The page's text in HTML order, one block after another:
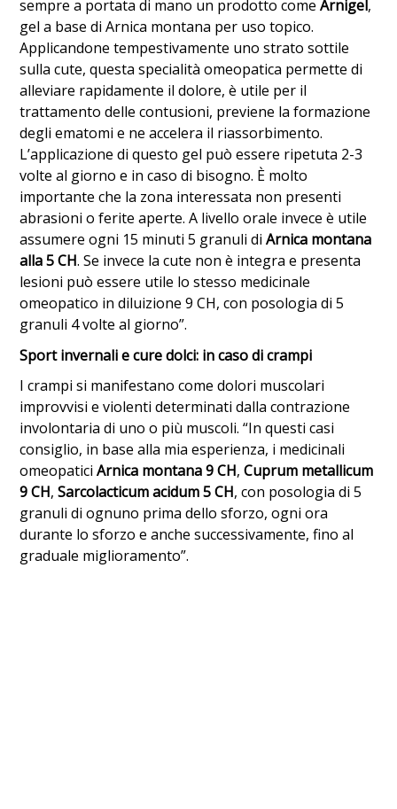
sempre a portata di mano un prodotto comeArnigel ,
gel a base di Arnica montana per uso topico.
Applicandone tempestivamente uno strato sottile
sulla cute, questa specialità omeopatica permette di
alleviare rapidamente il dolore, è utile per il
trattamento delle contusioni, previene la formazione
degli ematomi e ne accelera il riassorbimento.
L’applicazione di questo gel può essere ripetuta 2-3
volte al giorno e in caso di bisogno. È molto
importante che la zona interessata non presenti
abrasioni o ferite aperte. A livello orale invece è utile
assumere ogni 15 minuti 5 granuli diArnica montana
alla 5 CH. Se invece la cute non è integra e presenta
lesioni può essere utile lo stesso medicinale
omeopatico in diluizione 9 CH, con posologia di 5
granuli 4 volte al giorno”.
Sport invernali e cure dolci: in caso di crampi
I crampi si manifestano come dolori muscolari
improvvisi e violenti determinati dalla contrazione
involontaria di uno o più muscoli. “In questi casi
consiglio, in base alla mia esperienza, i medicinali
omeopaticiArnica montana 9 CH,Cuprum metallicum
9 CH,Sarcolacticum acidum 5 CH, con posologia di 5
granuli di ognuno prima dello sforzo, ogni ora
durante lo sforzo e anche successivamente, fino al
graduale miglioramento”.